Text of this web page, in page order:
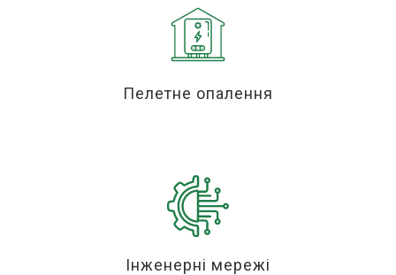
Пелетне опалення
Інженерні мережі